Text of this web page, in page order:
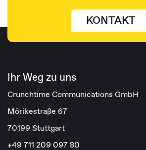
KONTAKT
Ihr Weg zu uns
Crunchtime Communications GmbH
Mörikestraße 67
70199 Stuttgart
+49 711 209 097 80